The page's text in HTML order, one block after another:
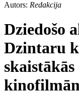
Autors: Redakcija
Dziedošo
Dzintaru